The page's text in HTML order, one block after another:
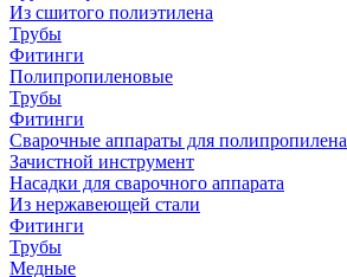
Из сшитого полиэтилена
Трубы
Фитинги
Полипропиленовые
Трубы
Фитинги
Сварочные аппараты для полипропилена
Зачистной инструмент
Насадки для сварочного аппарата
Из нержавеющей стали
Фитинги
Трубы
Медные